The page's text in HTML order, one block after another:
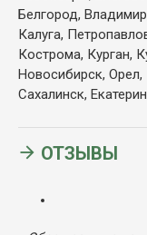
Белгород,
Калуга,
Кострома, Курган,
Новосибирск,
Сахалинск,
ОТЗЫВЫ